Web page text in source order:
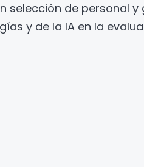
selección de personal y
y de la IA en la